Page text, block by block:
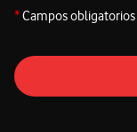
*Campos obligatorios